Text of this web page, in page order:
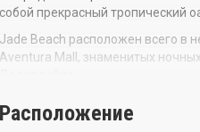
собой прекрасный тропический
Jade Beach расположен всего в
Aventura Mall, знаменитых
сервис, благодаря которому
Расположение